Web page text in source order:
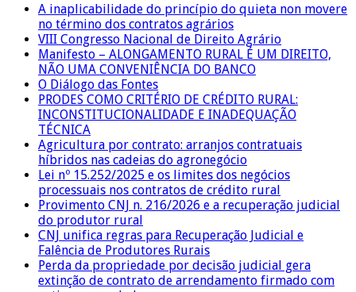
A inaplicabilidade do princípio do quieta non movere
no término dos contratos agrários
VIII Congresso Nacional de Direito Agrário
Manifesto – ALONGAMENTO RURAL É UM DIREITO,
NÃO UMA CONVENIÊNCIA DO BANCO
O Diálogo das Fontes
PRODES COMO CRITÉRIO DE CRÉDITO RURAL:
INCONSTITUCIONALIDADE E INADEQUAÇÃO
TÉCNICA
Agricultura por contrato: arranjos contratuais
híbridos nas cadeias do agronegócio
Lei nº 15.252/2025 e os limites dos negócios
processuais nos contratos de crédito rural
Provimento CNJ n. 216/2026 e a recuperação judicial
do produtor rural
CNJ unifica regras para Recuperação Judicial e
Falência de Produtores Rurais
Perda da propriedade por decisão judicial gera
extinção de contrato de arrendamento firmado com